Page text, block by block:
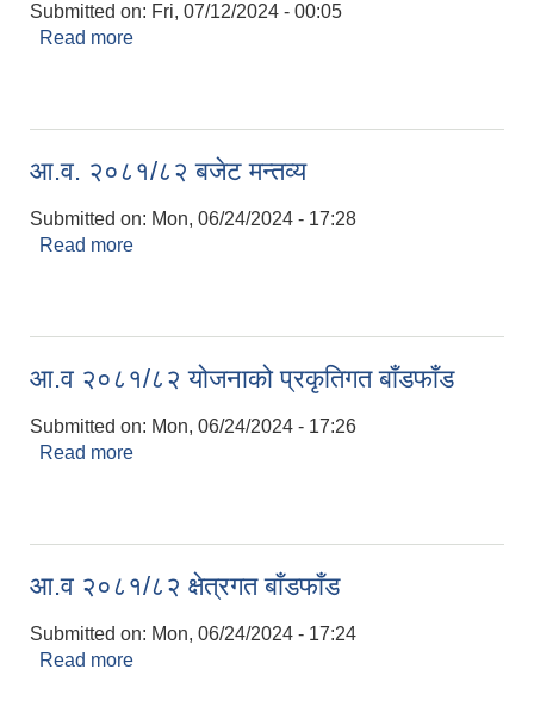
Submitted on: Fri, 07/12/2024 - 00:05
Read more
आ.व. २०८१/८२ बजेट मन्तव्य
Submitted on: Mon, 06/24/2024 - 17:28
Read more
आ.व २०८१/८२ योजनाको प्रकृतिगत बाँडफाँड
Submitted on: Mon, 06/24/2024 - 17:26
Read more
आ.व २०८१/८२ क्षेत्रगत बाँडफाँड
Submitted on: Mon, 06/24/2024 - 17:24
Read more